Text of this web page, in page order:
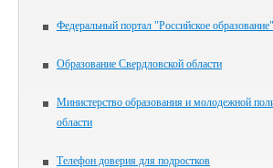
Федеральный портал "Российское образование"
Образование Свердловской области
Министерство образования и молодежной
области
Телефон доверия для подростков